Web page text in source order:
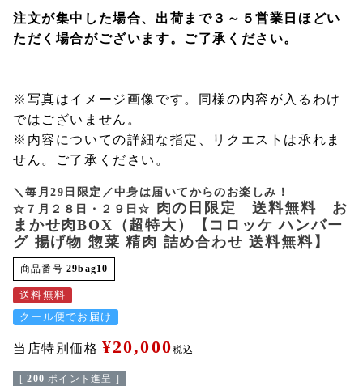
注文が集中した場合、出荷まで３～５営業日ほどい
ただく場合がございます。ご了承ください。
※写真はイメージ画像です。同様の内容が入るわけ
ではございません。
※内容についての詳細な指定、リクエストは承れま
せん。ご了承ください。
＼毎月29日限定／中身は届いてからのお楽しみ！
☆７月２８日・２９日☆
肉の日限定 送料無料 お
まかせ肉BOX（超特大）【コロッケ ハンバー
グ 揚げ物 惣菜 精肉 詰め合わせ 送料無料】
商品番号 29bag10
送料無料
クール便でお届け
当店特別価格 ¥20,000税込
[ 200 ポイント進呈 ]